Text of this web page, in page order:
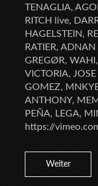
TENAGLIA,
RITCH live,
HAGELSTEIN,
RATIER,
GREGØR,
VICTORIA,
GOMEZ,
ANTHONY,
PEÑA, LEGA,
https://
Weiter